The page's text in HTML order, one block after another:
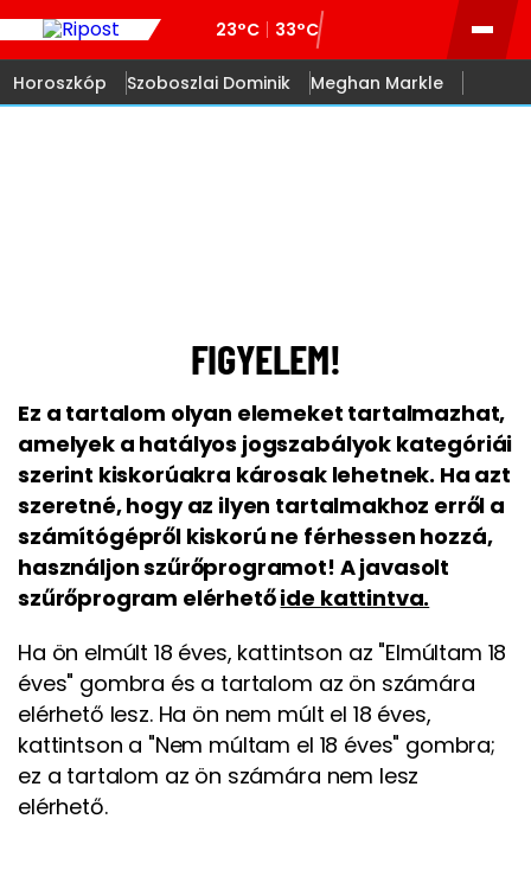
23°C 33°C
Horoszkóp Szoboszlai Dominik Meghan Markle
FIGYELEM!
Ez a tartalom olyan elemeket tartalmazhat,
amelyek a hatályos jogszabályok kategóriái
szerint kiskorúakra károsak lehetnek. Ha azt
szeretné, hogy az ilyen tartalmakhoz erről a
számítógépről kiskorú ne férhessen hozzá,
használjon szűrőprogramot! A javasolt
szűrőprogram elérhetőide kattintva.
Ha ön elmúlt 18 éves, kattintson az "Elmúltam 18
éves" gombra és a tartalom az ön számára
elérhető lesz. Ha ön nem múlt el 18 éves,
kattintson a "Nem múltam el 18 éves" gombra;
ez a tartalom az ön számára nem lesz
elérhető.